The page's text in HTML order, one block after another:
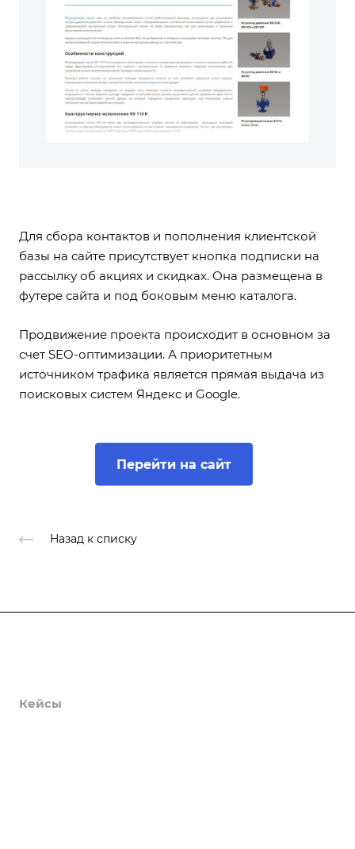
Для сбора контактов и пополнения клиентской
базы на сайте присутствует кнопка подписки на
рассылку об акциях и скидках. Она размещена в
футере сайта и под боковым меню каталога.
Продвижение проекта происходит в основном за
счет SEO-оптимизации. А приоритетным
источником трафика является прямая выдача из
поисковых систем Яндекс и Google.
Перейти на сайт
Назад к списку
Кейсы